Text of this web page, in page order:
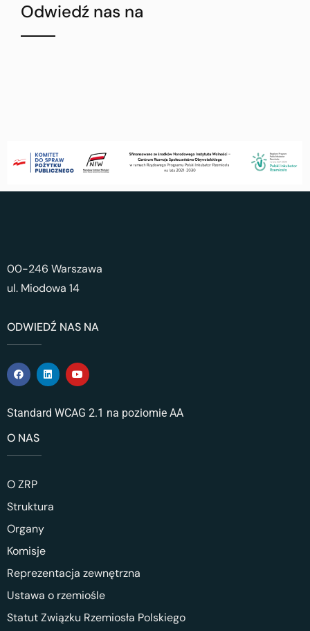
Odwiedź nas na
00-246 Warszawa
ul. Miodowa 14
ODWIEDŹ NAS NA
Standard WCAG 2.1 na poziomie AA
O NAS
O ZRP
Struktura
Organy
Komisje
Reprezentacja zewnętrzna
Ustawa o rzemiośle
Statut Związku Rzemiosła Polskiego